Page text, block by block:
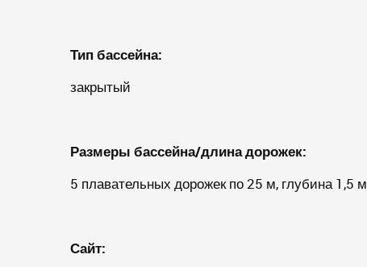
Тип бассейна:
закрытый
Размеры бассейна/длина дорожек:
5 плавательных дорожек по 25 м, глубина 1,5 м
Сайт: